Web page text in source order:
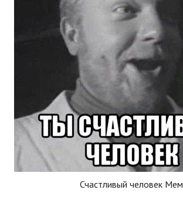
Счастливый человек Мем